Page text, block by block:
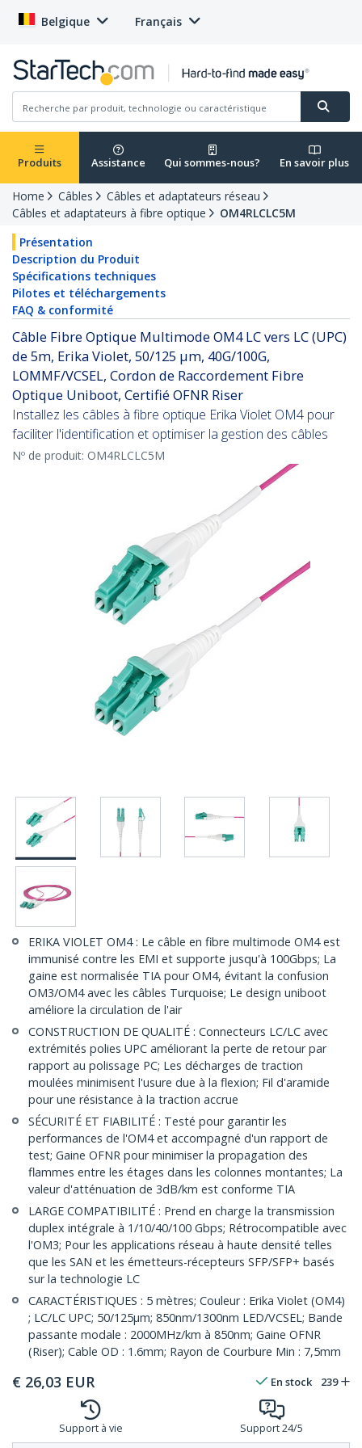
Belgique Français
Produits Assistance Qui sommes-nous? En savoir plus
Home Câbles
Câbles et adaptateurs réseau
Câbles et adaptateurs à fibre optique
OM4RLCLC5M
Présentation
Description du Produit
Spécifications techniques
Pilotes et téléchargements
FAQ & conformité
Câble Fibre Optique Multimode OM4 LC vers LC (UPC)
de 5m, Erika Violet, 50/125 µm, 40G/100G,
LOMMF/VCSEL, Cordon de Raccordement Fibre
Optique Uniboot, Certifié OFNR Riser
Installez les câbles à fibre optique Erika Violet OM4 pour
faciliter l'identification et optimiser la gestion des câbles
Nº de produit: OM4RLCLC5M
ERIKA VIOLET OM4 : Le câble en fibre multimode OM4 est
immunisé contre les EMI et supporte jusqu'à 100Gbps; La
gaine est normalisée TIA pour OM4, évitant la confusion
OM3/OM4 avec les câbles Turquoise; Le design uniboot
améliore la circulation de l'air
CONSTRUCTION DE QUALITÉ : Connecteurs LC/LC avec
extrémités polies UPC améliorant la perte de retour par
rapport au polissage PC; Les décharges de traction
moulées minimisent l'usure due à la flexion; Fil d'aramide
pour une résistance à la traction accrue
SÉCURITÉ ET FIABILITÉ : Testé pour garantir les
performances de l'OM4 et accompagné d'un rapport de
test; Gaine OFNR pour minimiser la propagation des
flammes entre les étages dans les colonnes montantes; La
valeur d'atténuation de 3dB/km est conforme TIA
LARGE COMPATIBILITÉ : Prend en charge la transmission
duplex intégrale à 1/10/40/100 Gbps; Rétrocompatible avec
l'OM3; Pour les applications réseau à haute densité telles
que les SAN et les émetteurs-récepteurs SFP/SFP+ basés
sur la technologie LC
CARACTÉRISTIQUES : 5 mètres; Couleur : Erika Violet (OM4)
; LC/LC UPC; 50/125µm; 850nm/1300nm LED/VCSEL; Bande
passante modale : 2000MHz/km à 850nm; Gaine OFNR
(Riser); Cable OD : 1.6mm; Rayon de Courbure Min : 7,5mm
€ 26,03 EUR En stock 239
Support à vie Support 24/5